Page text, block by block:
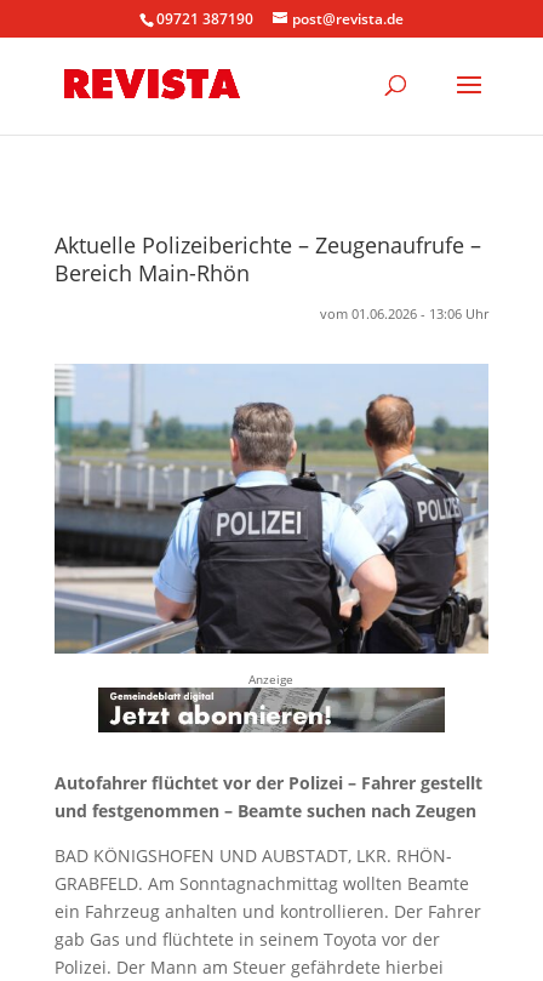
09721 387190 post@revista.de
Aktuelle Polizeiberichte – Zeugenaufrufe –
Bereich Main-Rhön
vom 01.06.2026 - 13:06 Uhr
Anzeige
Autofahrer flüchtet vor der Polizei – Fahrer gestellt
und festgenommen – Beamte suchen nach Zeugen
BAD KÖNIGSHOFEN UND AUBSTADT, LKR. RHÖN-
GRABFELD. Am Sonntagnachmittag wollten Beamte
ein Fahrzeug anhalten und kontrollieren. Der Fahrer
gab Gas und flüchtete in seinem Toyota vor der
Polizei. Der Mann am Steuer gefährdete hierbei